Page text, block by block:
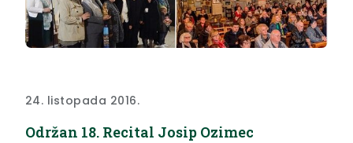
24. listopada 2016.
Održan 18. Recital Josip Ozimec